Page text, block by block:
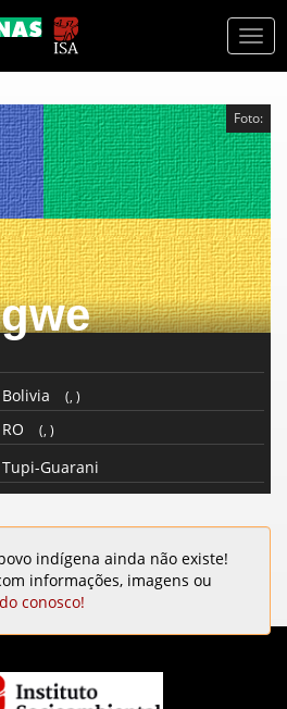
Foto:
Bolivia (, )
RO (, )
Tupi-Guarani
indígena ainda não existe!
informações, imagens ou
conosco!